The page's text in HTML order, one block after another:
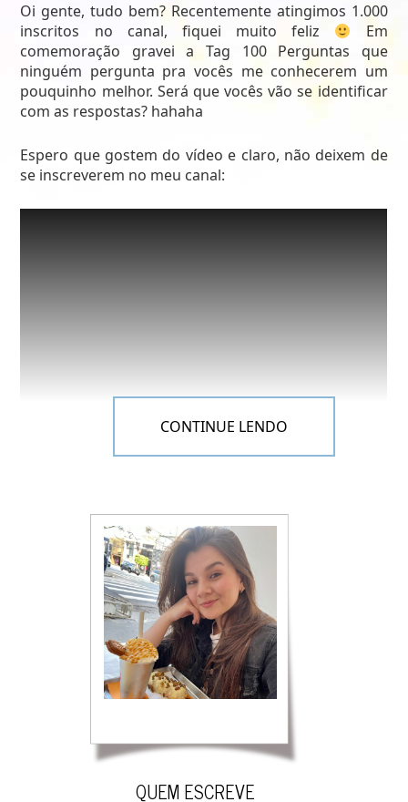
Oi gente, tudo bem? Recentemente atingimos 1.000
inscritos no canal, fiquei muito feliz
Em
comemoração gravei a Tag 100 Perguntas que
ninguém pergunta pra vocês me conhecerem um
pouquinho melhor. Será que vocês vão se identificar
com as respostas? hahaha
Espero que gostem do vídeo e claro, não deixem de
se inscreverem no meu canal:
perguntinhas aqui:
1- Você dorme com as portas do seu armário
abertas ou fechadas?
2- Você leva embora os shampoos e condicionadores
3- Você dorme com seu edredom dobrado pra
dentro ou pra fora?
4- Você já roubou uma placa de rua?
5- Você gosta de usar post-it?
7- Você prefere ser atacado por um urso ou um
enxame de abelhas?
8- Você tem sardas?
CONTINUE LENDO
QUEM ESCREVE